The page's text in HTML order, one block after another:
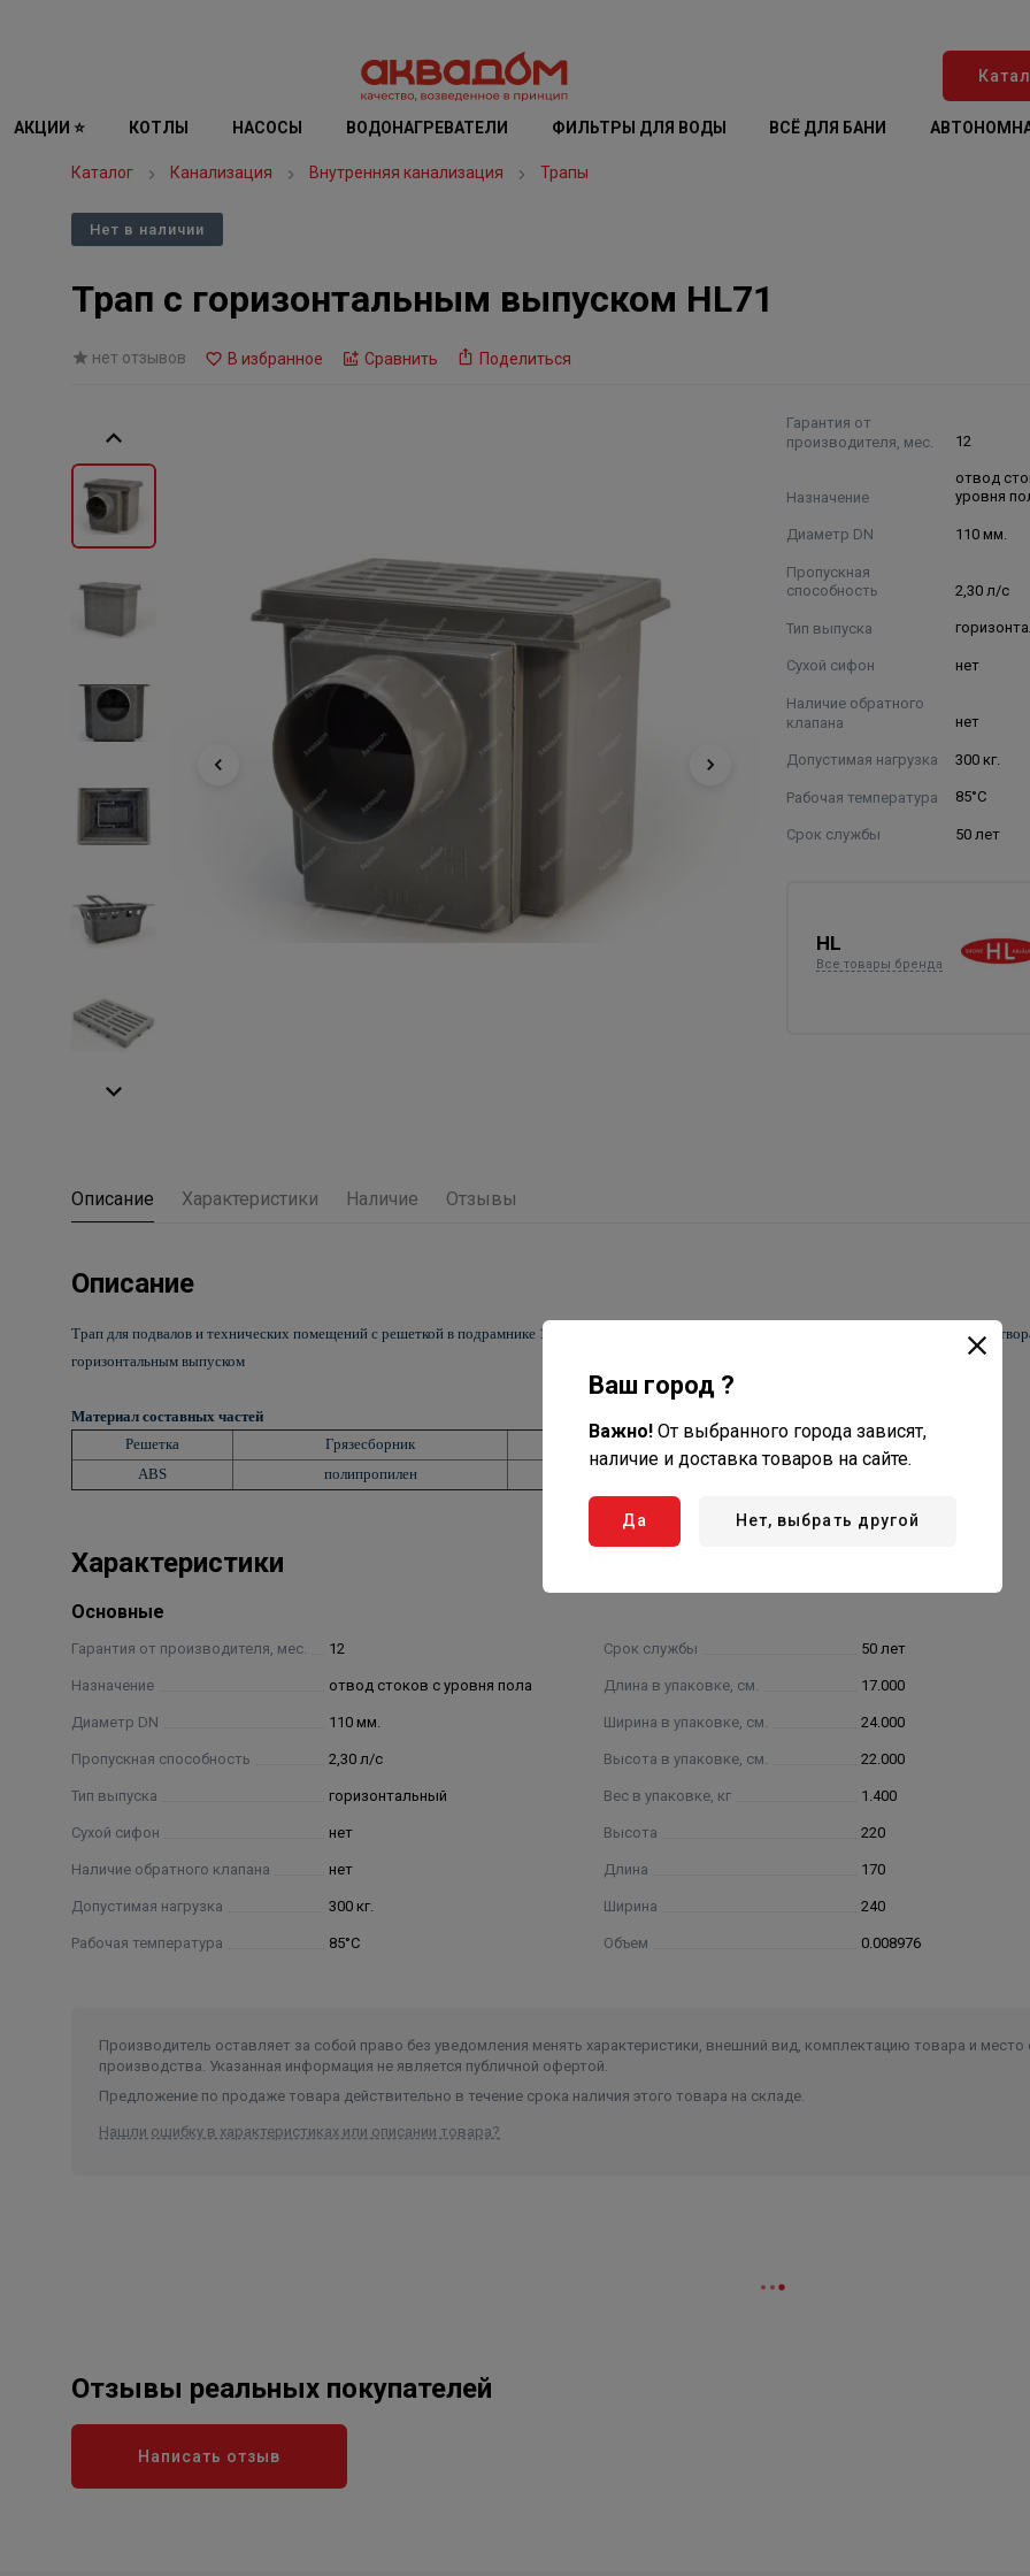
АКЦИИ ⭐ КОТЛЫ НАСОСЫ ВОДОНАГРЕВАТЕЛИ ФИЛЬТРЫ ДЛЯ ВОДЫ ВСЁ ДЛЯ БАНИ
Каталог Канализация Внутренняя канализация Трапы
Нет в наличии
Трап с горизонтальным выпуском HL71
нет отзывов В избранное Сравнить Поделиться
Гарантия от
производителя, мес.
12
Назначение
отвод
уровня
Диаметр DN 110 мм.
Пропускная
способность
2,30 л/с
Тип выпуска
Сухой сифон нет
Наличие обратного
клапана
нет
Допустимая нагрузка 300 кг.
Рабочая температура 85°С
Срок службы 50 лет
HL
Все товары бренда
Описание Характеристики Наличие Отзывы
Описание
Трап для подвалов и технических помещений с решеткой в подрамнике 170*240 мм, с грязесборником и лючком-прочисткой, высотой
горизонтальным выпуском
Материал составных частей
Решетка
Грязесборник
ABS
полипропилен
Характеристики
Основные
Гарантия от производителя, мес. 12
Назначение отвод стоков с уровня пола
Диаметр DN 110 мм.
Пропускная способность 2,30 л/с
Тип выпуска горизонтальный
Сухой сифон нет
Наличие обратного клапана нет
Допустимая нагрузка 300 кг.
Рабочая температура 85°С
Срок службы 50 лет
Длина в упаковке, см. 17.000
Ширина в упаковке, см. 24.000
Высота в упаковке, см. 22.000
Вес в упаковке, кг 1.400
Высота 220
Длина 170
Ширина 240
Объем 0.008976
Производитель оставляет за собой право без уведомления менять характеристики, внешний вид, комплектацию товара и место
производства. Указанная информация не является публичной офертой.
Предложение по продаже товара действительно в течение срока наличия этого товара на складе.
Нашли ошибку в характеристиках или описании товара?
Отзывы реальных покупателей
Написать отзыв
Ваш город ?
Важно! От выбранного города зависят,
наличие и доставка товаров на сайте.
Да Нет, выбрать другой